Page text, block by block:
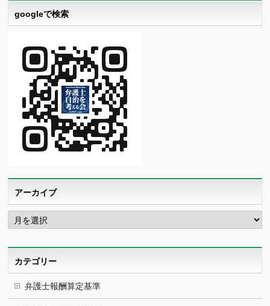
googleで検索
アーカイブ
ア
ー
カ
カテゴリー
弁護士報酬算定基準